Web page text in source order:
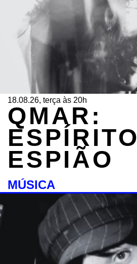
18.08.26, terça às 20h
QMAR:
ESPÍRITO
ESPIÃO
MÚSICA